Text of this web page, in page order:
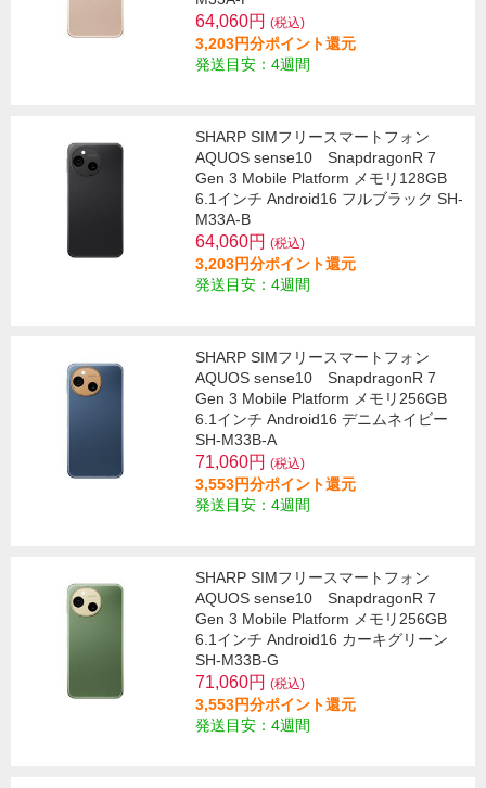
64,060円 (税込)
3,203円分ポイント還元
発送目安：4週間
SHARP SIMフリースマートフォン
AQUOS sense10 SnapdragonR 7
Gen 3 Mobile Platform メモリ128GB
6.1インチ Android16 フルブラック SH-
M33A-B
64,060円 (税込)
3,203円分ポイント還元
発送目安：4週間
SHARP SIMフリースマートフォン
AQUOS sense10 SnapdragonR 7
Gen 3 Mobile Platform メモリ256GB
6.1インチ Android16 デニムネイビー
SH-M33B-A
71,060円 (税込)
3,553円分ポイント還元
発送目安：4週間
SHARP SIMフリースマートフォン
AQUOS sense10 SnapdragonR 7
Gen 3 Mobile Platform メモリ256GB
6.1インチ Android16 カーキグリーン
SH-M33B-G
71,060円 (税込)
3,553円分ポイント還元
発送目安：4週間